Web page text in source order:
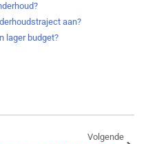
aan?
lager budget?
Volgende